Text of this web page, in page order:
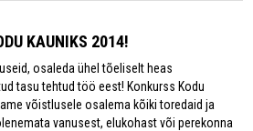
KAUNIKS 2014!
osaleda ühel tõeliselt heas
tasu tehtud töö eest! Konkurss Kodu
võistlusele osalema kõiki toredaid ja
vanusest, elukohast või perekonna